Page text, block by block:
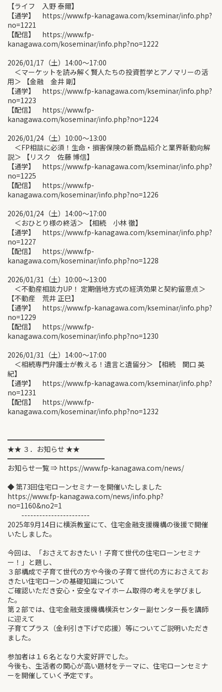
【ライフ 入野 泰爾】
【通学】 https://www.fp-kanagawa.com/kseminar/info.php?
no=1221
【配信】 https://www.fp-
kanagawa.com/koseminar/info.php?no=1222
2026/01/17（土）14:00〜17:00
＜マーケットを読み解く賢人たちの投資哲学とアノマリーの活
用＞ 【金融 金井 剛】
【通学】 https://www.fp-kanagawa.com/kseminar/info.php?
no=1223
【配信】 https://www.fp-
kanagawa.com/koseminar/info.php?no=1224
2026/01/24（土）10:00〜13:00
＜FP相談に必須！生命・損害保険の新商品紹介と業界新動向解
説＞ 【リスク 佐藤 博信】
【通学】 https://www.fp-kanagawa.com/kseminar/info.php?
no=1225
【配信】 https://www.fp-
kanagawa.com/koseminar/info.php?no=1226
2026/01/24（土）14:00〜17:00
＜おひとり様の終活＞ 【相続 小林 徹】
【通学】 https://www.fp-kanagawa.com/kseminar/info.php?
no=1227
【配信】 https://www.fp-
kanagawa.com/koseminar/info.php?no=1228
2026/01/31（土）10:00〜13:00
＜不動産相談力UP！ 定期借地方式の経済効果と契約留意点＞
【不動産 荒井 正巳】
【通学】 https://www.fp-kanagawa.com/kseminar/info.php?
no=1229
【配信】 https://www.fp-
kanagawa.com/koseminar/info.php?no=1230
2026/01/31（土）14:00〜17:00
＜相続専門弁護士が教える！遺言と遺留分＞ 【相続 関口 英
紀】
【通学】 https://www.fp-kanagawa.com/kseminar/info.php?
no=1231
【配信】 https://www.fp-
kanagawa.com/koseminar/info.php?no=1232
━━━━━━━━━━━━━━
★★ ３．お知らせ ★★
━━━━━━━━━━━━━━
お知らせ一覧 ⇒ https://www.fp-kanagawa.com/news/
◆ 第73回住宅ローンセミナーを開催いたしました
https://www.fp-kanagawa.com/news/info.php?
no=1160&no2=1
-----------------------
2025年9月14日に横浜教室にて、住宅金融支援機構の後援で開催
いたしました。
今回は、「おさえておきたい！子育て世代の住宅ローンセミナ
ー！」と題し、
３部構成で子育て世代の方や今後の子育て世代の方におさえてお
きたい住宅ローンの基礎知識について
ご確認いただき安心・安全なマイホーム取得の考えを学びまし
た。
第２部では、住宅金融支援機構横浜センター副センター長を講師
に迎えて
子育てプラス（金利引き下げで応援）等についてご説明いただき
ました。
参加者は１６名となり大変好評でした。
今後も、生活者の関心が高い題材をテーマに、住宅ローンセミナ
ーを開催していく予定です。